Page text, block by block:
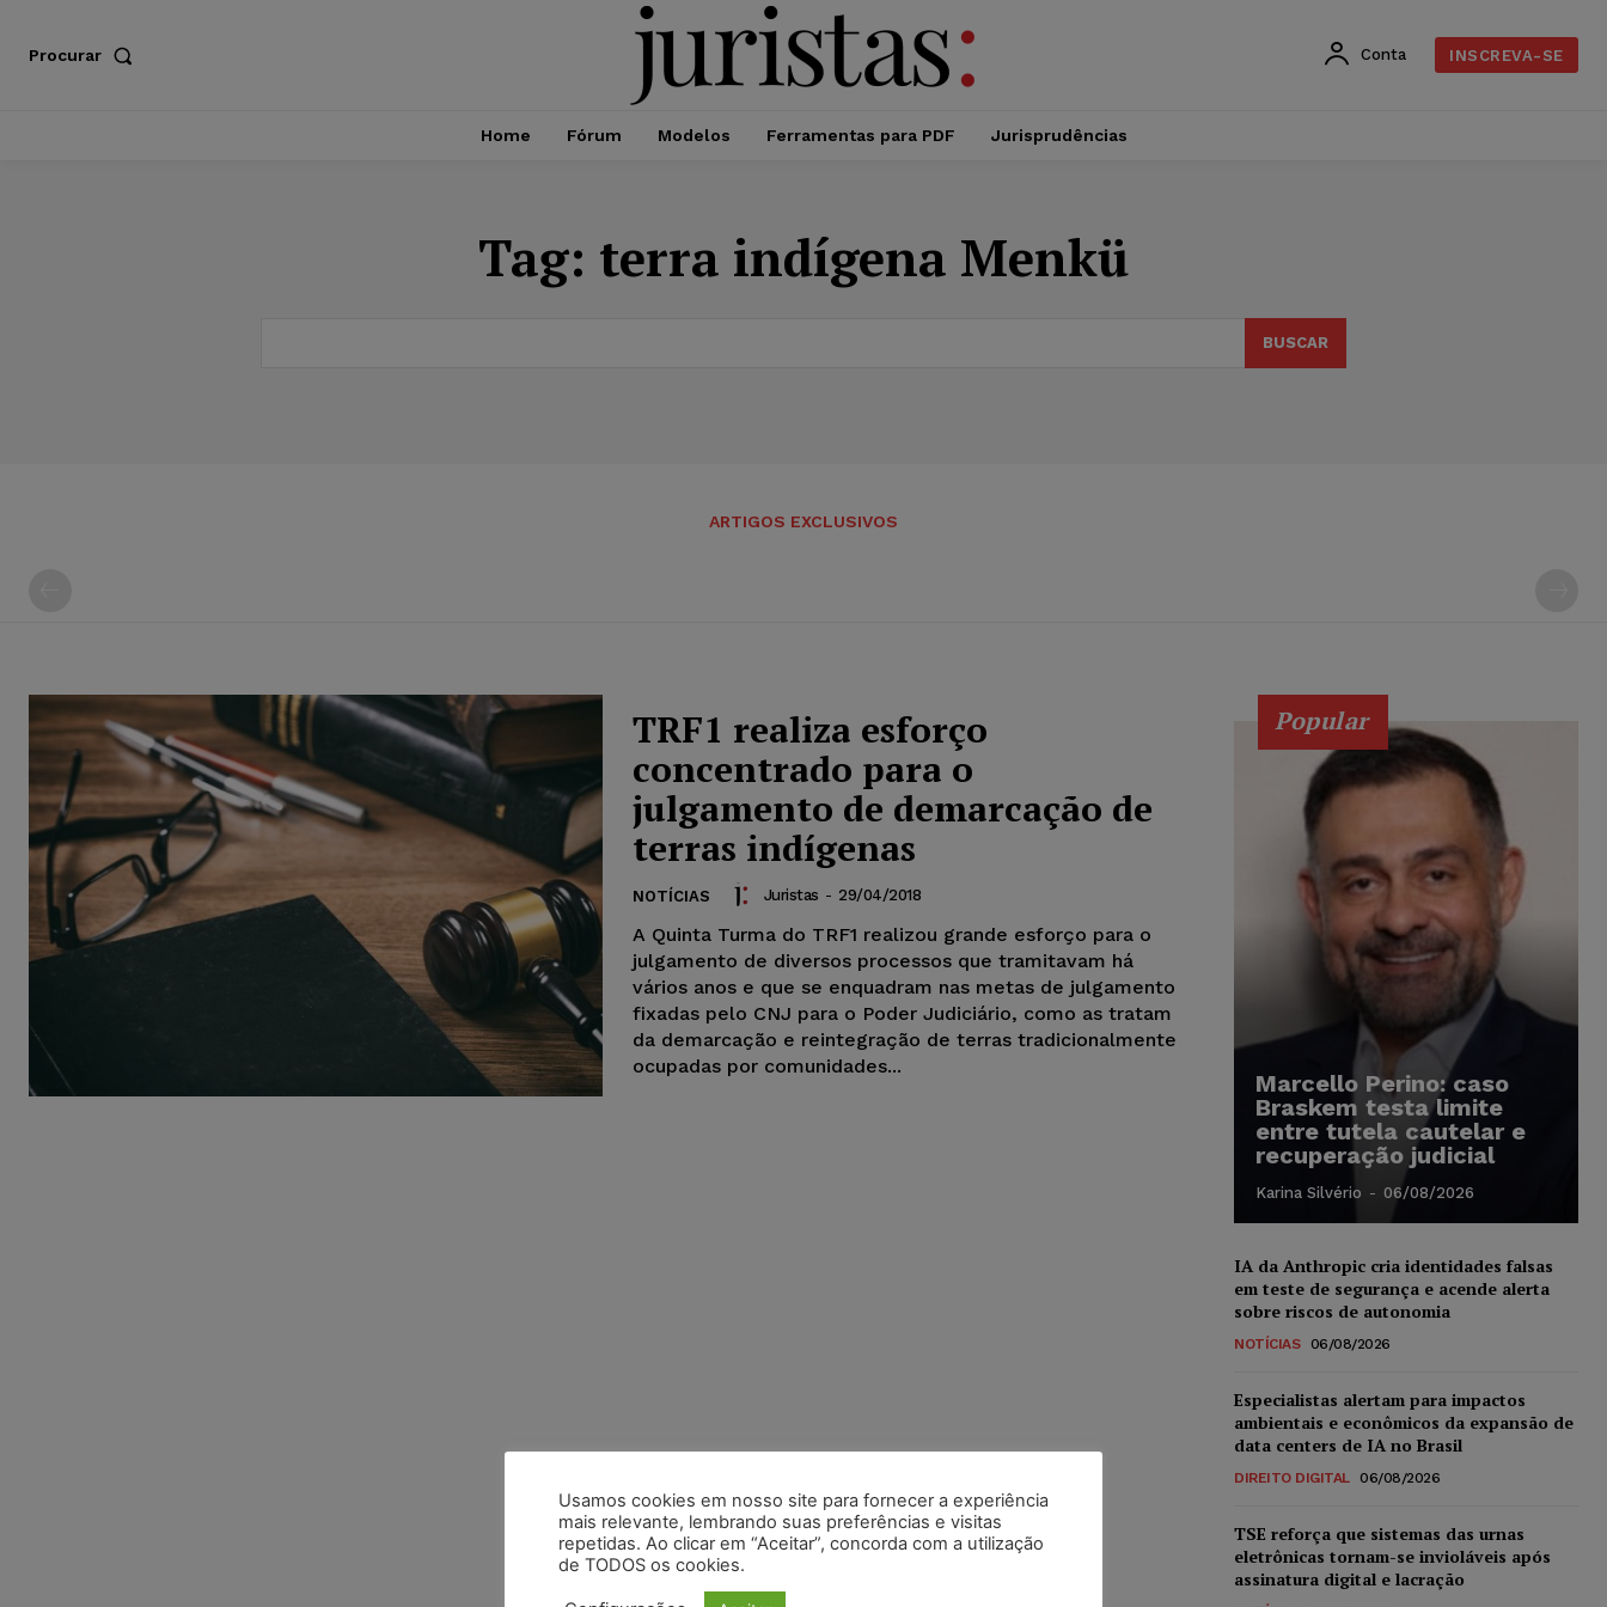
Procurar Conta INSCREVA-SE
Home Fórum Modelos Ferramentas para PDF Jurisprudências
Tag: terra indígena Menkü
BUSCAR
ARTIGOS EXCLUSIVOS
TRF1 realiza esforço
concentrado para o
julgamento de demarcação de
terras indígenas
NOTÍCIAS Juristas - 29/04/2018
A Quinta Turma do TRF1 realizou grande esforço para o
julgamento de diversos processos que tramitavam há
vários anos e que se enquadram nas metas de julgamento
fixadas pelo CNJ para o Poder Judiciário, como as tratam
da demarcação e reintegração de terras tradicionalmente
ocupadas por comunidades...
Popular
Marcello Perino: caso
Braskem testa limite
entre tutela cautelar e
recuperação judicial
Karina Silvério - 06/08/2026
IA da Anthropic cria identidades falsas
em teste de segurança e acende alerta
sobre riscos de autonomia
NOTÍCIAS 06/08/2026
Especialistas alertam para impactos
ambientais e econômicos da expansão de
data centers de IA no Brasil
DIREITO DIGITAL 06/08/2026
TSE reforça que sistemas das urnas
eletrônicas tornam-se invioláveis após
assinatura digital e lacração
Usamos cookies em nosso site para fornecer a experiência
mais relevante, lembrando suas preferências e visitas
repetidas. Ao clicar em “Aceitar”, concorda com a utilização
de TODOS os cookies.